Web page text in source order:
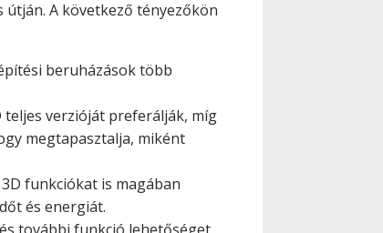
A következő tényezőkön
beruházások több
teljes verzióját preferálják, míg
megtapasztalja, miként
funkciókat is magában
és energiát.